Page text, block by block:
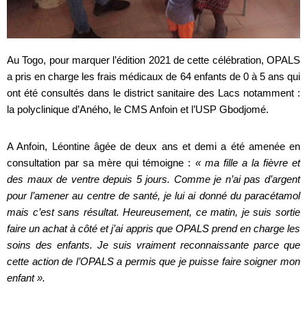
Au Togo, pour marquer l’édition 2021 de cette célébration, OPALS
a pris en charge les frais médicaux de 64 enfants de 0 à 5 ans qui
ont été consultés dans le district sanitaire des Lacs notamment :
la polyclinique d’Aného, le CMS Anfoin et l’USP Gbodjomé.
A Anfoin, Léontine âgée de deux ans et demi a été amenée en
consultation par sa mère qui témoigne : « ma fille a la fièvre et
des maux de ventre depuis 5 jours. Comme je n’ai pas d’argent
pour l’amener au centre de santé, je lui ai donné du paracétamol
mais c’est sans résultat. Heureusement, ce matin, je suis sortie
faire un achat à côté et j’ai appris que OPALS prend en charge les
soins des enfants. Je suis vraiment reconnaissante parce que
cette action de l’OPALS a permis que je puisse faire soigner mon
enfant ».